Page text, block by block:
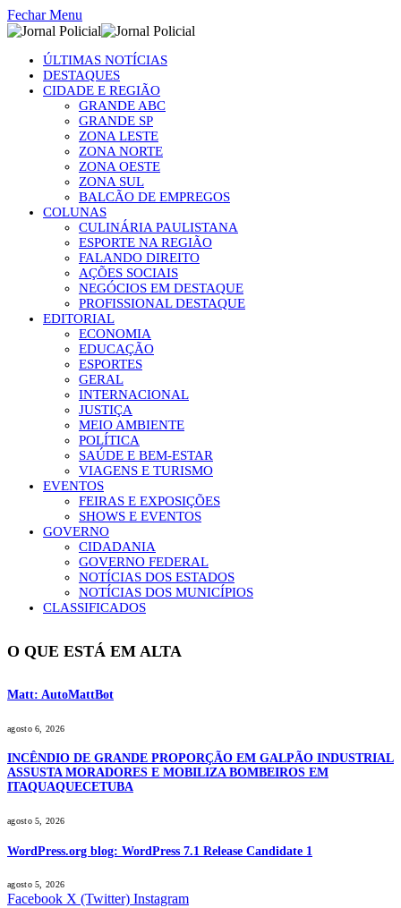
Fechar Menu
ÚLTIMAS NOTÍCIAS
DESTAQUES
CIDADE E REGIÃO
GRANDE ABC
GRANDE SP
ZONA LESTE
ZONA NORTE
ZONA OESTE
ZONA SUL
BALCÃO DE EMPREGOS
COLUNAS
CULINÁRIA PAULISTANA
ESPORTE NA REGIÃO
FALANDO DIREITO
AÇÕES SOCIAIS
NEGÓCIOS EM DESTAQUE
PROFISSIONAL DESTAQUE
EDITORIAL
ECONOMIA
EDUCAÇÃO
ESPORTES
GERAL
INTERNACIONAL
JUSTIÇA
MEIO AMBIENTE
POLÍTICA
SAÚDE E BEM-ESTAR
VIAGENS E TURISMO
EVENTOS
FEIRAS E EXPOSIÇÕES
SHOWS E EVENTOS
GOVERNO
CIDADANIA
GOVERNO FEDERAL
NOTÍCIAS DOS ESTADOS
NOTÍCIAS DOS MUNICÍPIOS
CLASSIFICADOS
O QUE ESTÁ EM ALTA
Matt: AutoMattBot
agosto 6, 2026
INCÊNDIO DE GRANDE PROPORÇÃO EM GALPÃO INDUSTRIAL
ASSUSTA MORADORES E MOBILIZA BOMBEIROS EM
ITAQUAQUECETUBA
agosto 5, 2026
WordPress.org blog: WordPress 7.1 Release Candidate 1
agosto 5, 2026
Facebook X (Twitter) Instagram